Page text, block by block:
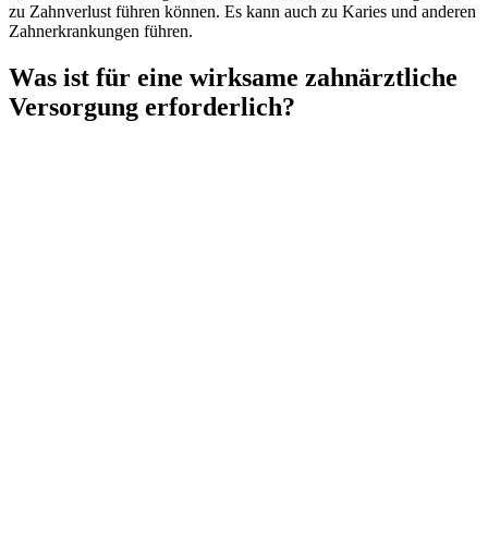
zu Zahnverlust führen können. Es kann auch zu Karies und anderen
Zahnerkrankungen führen.
Was ist für eine wirksame zahnärztliche
Versorgung erforderlich?